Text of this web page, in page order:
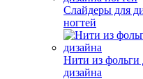
Слайдеры для
ногтей
Нити из фольги
дизайна